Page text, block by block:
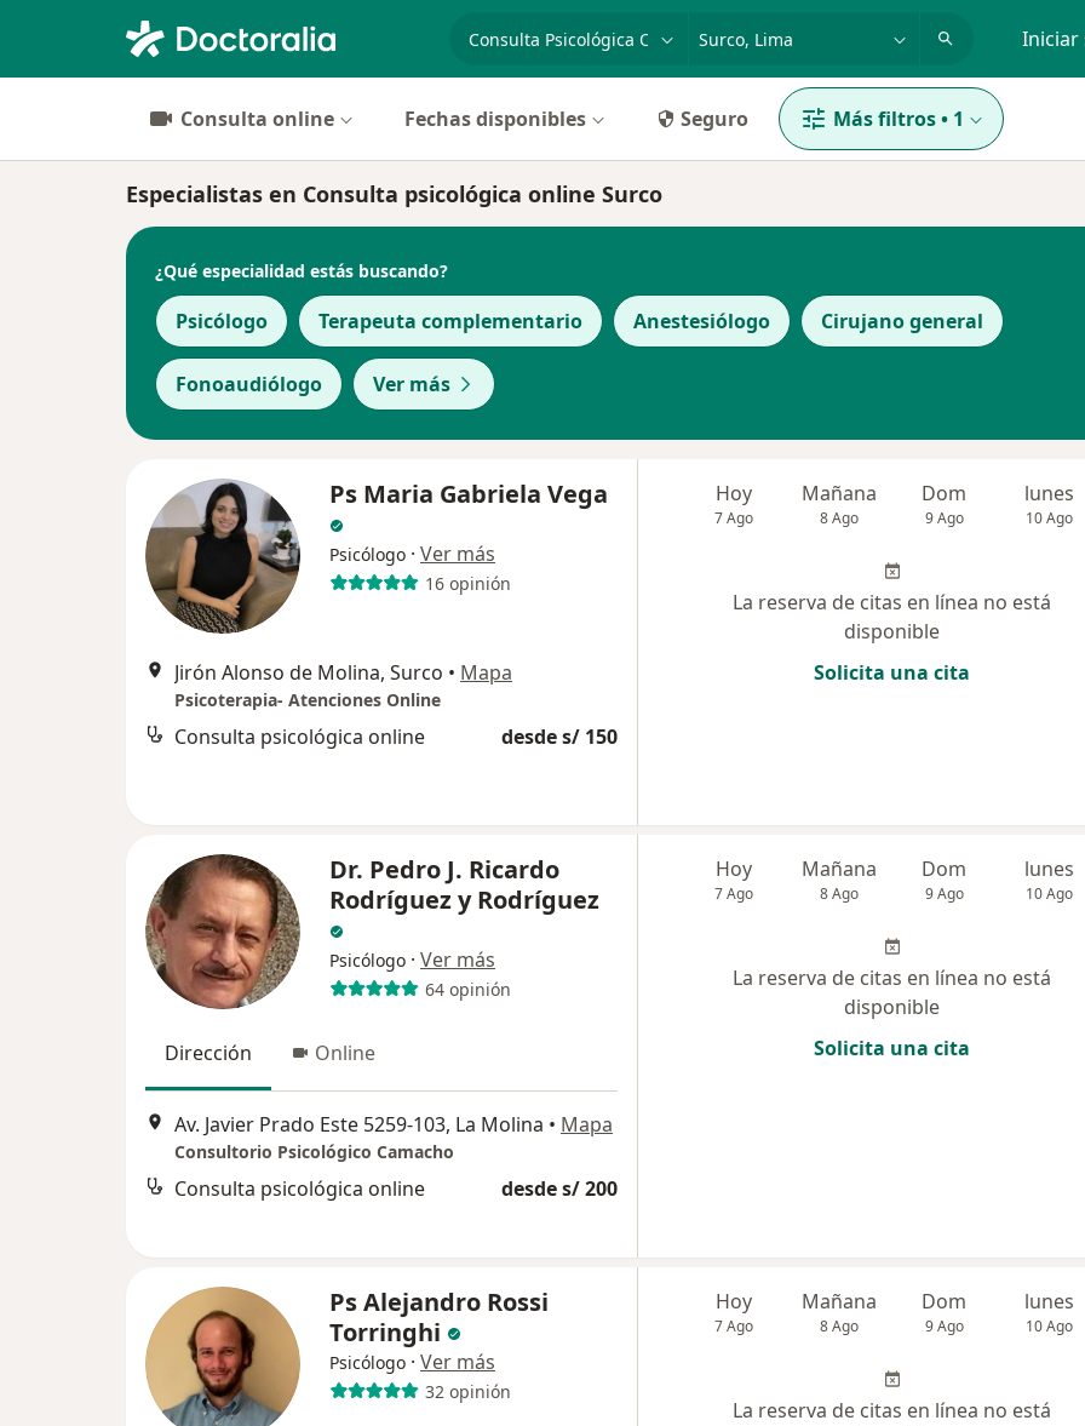
especialidad, enfermedad o nombre Iniciar
Consulta online Fechas disponibles Seguro Más filtros• 1
Especialistas en Consulta psicológica online Surco
¿Qué especialidad estás buscando?
Psicólogo Terapeuta complementario Anestesiólogo Cirujano general
Fonoaudiólogo Ver más
Ps Maria Gabriela Vega
Psicólogo · Ver más
16 opinión
Jirón Alonso de Molina, Surco • Mapa
Psicoterapia- Atenciones Online
Consulta psicológica online desde s/ 150
Hoy
7 Ago
Mañana
8 Ago
Dom
9 Ago
lunes
10 Ago
La reserva de citas en línea no está
disponible
Solicita una cita
Dr. Pedro J. Ricardo
Rodríguez y Rodríguez
Psicólogo · Ver más
64 opinión
Dirección Online
Av. Javier Prado Este 5259-103, La Molina • Mapa
Consultorio Psicológico Camacho
Consulta psicológica online desde s/ 200
Hoy
7 Ago
Mañana
8 Ago
Dom
9 Ago
lunes
10 Ago
La reserva de citas en línea no está
disponible
Solicita una cita
Ps Alejandro Rossi
Torringhi
Psicólogo · Ver más
32 opinión
Hoy
7 Ago
Mañana
8 Ago
Dom
9 Ago
lunes
10 Ago
La reserva de citas en línea no está